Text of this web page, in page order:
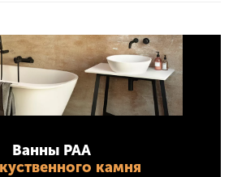
Ванны PAA
камня